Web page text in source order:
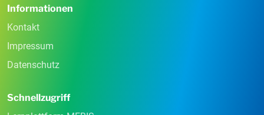
Informationen
Kontakt
Impressum
Datenschutz
Schnellzugriff